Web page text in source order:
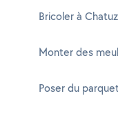
Bricoler à
Monter des
Poser du